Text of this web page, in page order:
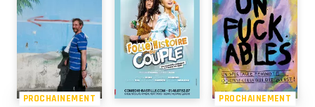
PROCHAINEMENT PROCHAINEMENT